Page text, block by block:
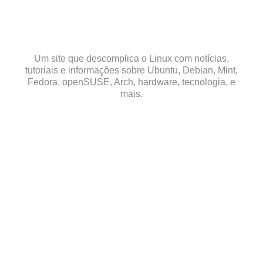
Um site que descomplica o Linux com notícias,
tutoriais e informações sobre Ubuntu, Debian, Mint,
Fedora, openSUSE, Arch, hardware, tecnologia, e
mais.